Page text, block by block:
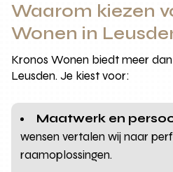
Waarom kiezen
Wonen in
Kronos Wonen biedt meer
Leusden. Je kiest voor:
Maatwerk en
wensen vertalen wij naar
raamoplossingen.